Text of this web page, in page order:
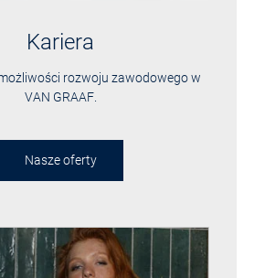
Kariera
rozwoju zawodowego w
VAN GRAAF.
Nasze oferty